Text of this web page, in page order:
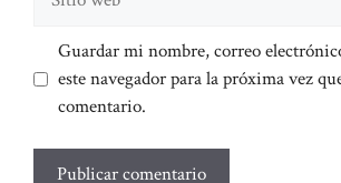
web
Guardar mi nombre, correo
este navegador para la próxima vez
comentario.